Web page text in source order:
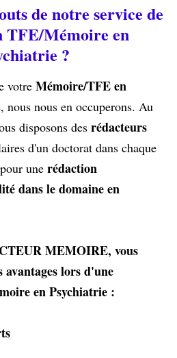
de notre service de
TFE/Mémoire en
?
votre Mémoire/TFE en
nous nous en occuperons. Au
disposons des rédacteurs
d'un doctorat dans chaque
une rédaction
dans le domaine en
MEMOIRE, vous
avantages lors d'une
en Psychiatrie :